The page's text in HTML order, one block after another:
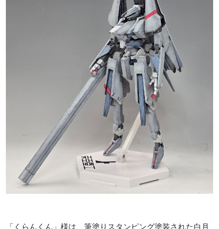
「くらんくん」様は、筆塗りスタンピング塗装された白月